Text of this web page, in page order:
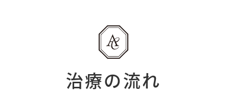
治療の流れ